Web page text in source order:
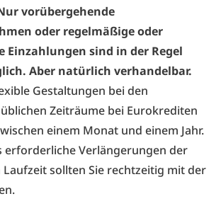
vorübergehende
oder regelmäßige oder
Einzahlungen sind in der Regel
Aber natürlich verhandelbar.
Gestaltungen bei den
Zeiträume bei Eurokrediten
einem Monat und einem Jahr.
erforderliche Verlängerungen der
sollten Sie rechtzeitig mit der